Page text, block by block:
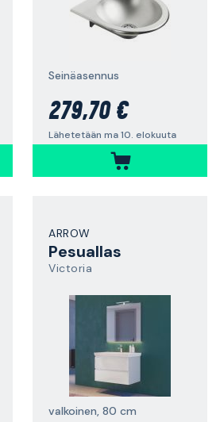
Seinäasennus
279,70 €
Lähetetään ma 10. elokuuta
ARROW
Pesuallas
Victoria
valkoinen, 80 cm